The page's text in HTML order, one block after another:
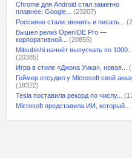
Chrome для Android стал заметно
плавнее: Google...
(23207)
Россияне стали звонить и писать...
Вышел релиз OpenIDE Pro —
корпоративной...
(20855)
Mitsubishi начнёт выпускать по 1000...
(20385)
Игра в стиле «Джона Уика», новая...
Геймер отсудил у Microsoft свой
(18322)
Tesla поставила рекорд по числу...
Microsoft представила ИИ, который...